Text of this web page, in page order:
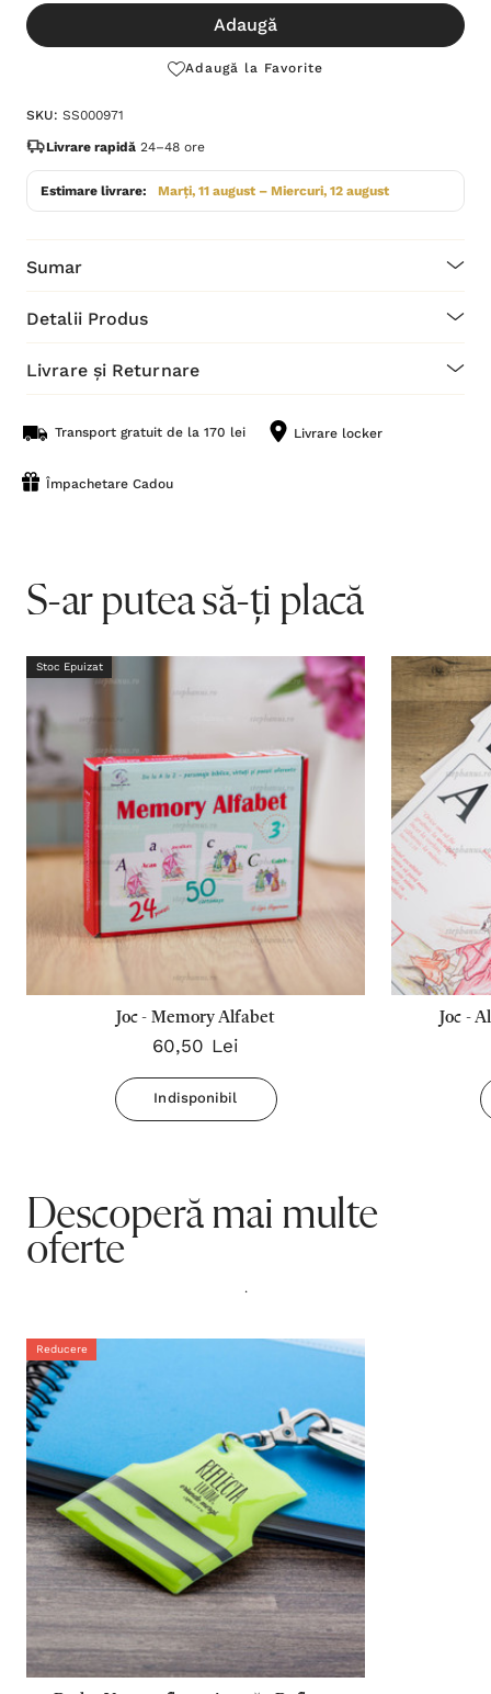
te!
Stocul
Adaugă
Adaugă la Favorite
SKU: SS000971
Livrare rapidă 24–48 ore
Estimare livrare: Marți, 11 august – Miercuri, 12 august
Sumar
Detalii Produs
Livrare și Returnare
Transport gratuit de la 170 lei Livrare locker
Împachetare Cadou
S-ar putea să-ți placă
Stoc Epuizat
Joc - Memory Alfabet
60,50 Lei
Indisponibil
Joc -
Descoperă mai multe
oferte
.
Reducere